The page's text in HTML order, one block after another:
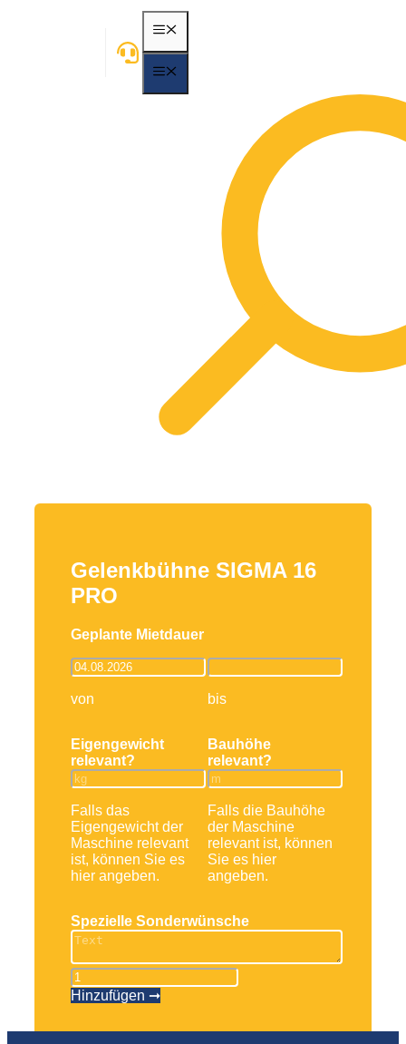
MENÃ¼
Gelenkbühne SIGMA 16
PRO
Geplante Mietdauer
von bis
Eigengewicht
relevant?
Falls das
Eigengewicht der
Maschine relevant
ist, können Sie es
hier angeben.
Bauhöhe
relevant?
Falls die Bauhöhe
der Maschine
relevant ist, können
Sie es hier
angeben.
Spezielle Sonderwünsche
Gelenkbühne
SIGMA
16
Hinzufügen ➞